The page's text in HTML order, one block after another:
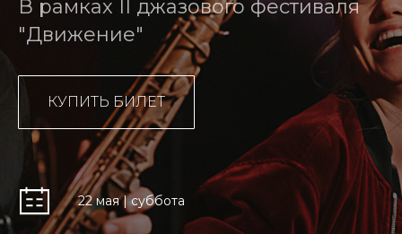
В рамках II джазового фестиваля
"Движение"
КУПИТЬ БИЛЕТ
22 мая | суббота